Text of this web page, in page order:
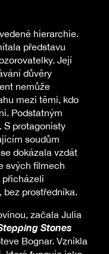
hierarchie.
představu
Její
důvěry
nemůže
mezi těmi, kdo
Podstatným
S protagonisty
soudům
dokázala vzdát
svých filmech
přicházeli
bez prostředníka.
začala Julia
Stones
Bognar. Vznikla